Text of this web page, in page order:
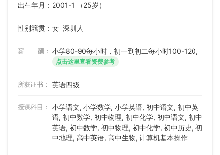
出生年月：2001-1 （25岁）
性别籍贯：女 深圳人
薪 酬： 小学80-90每小时，初一到初二每小时100-120,
点击这里查看资费参考
所获证书： 英语四级
授课科目：
小学语文, 小学数学, 小学英语, 初中语文, 初中英
语, 初中数学, 初中物理, 初中化学, 初中语文, 初中
英语, 初中数学, 初中物理, 初中化学, 初中历史, 初
中地理, 高中英语, 高中生物, 计算机基本操作